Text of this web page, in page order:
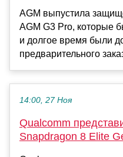
AGM выпустила
AGM G3 Pro, которые
и долгое время были
предварительного
14:00, 27 Ноя
Qualcomm
Snapdragon 8 Elite